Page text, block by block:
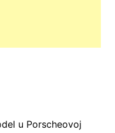
u Porscheovoj